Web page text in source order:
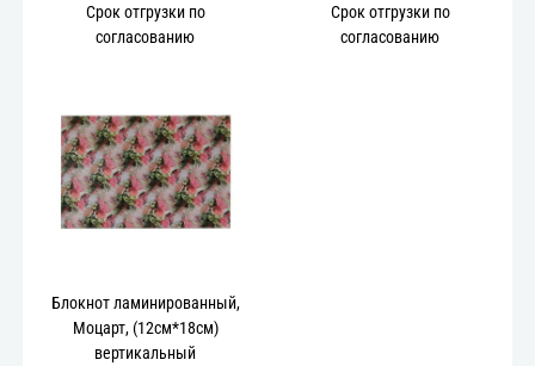
Срок отгрузки по
согласованию
Срок отгрузки по
согласованию
Блокнот ламинированный,
Моцарт, (12см*18см)
вертикальный